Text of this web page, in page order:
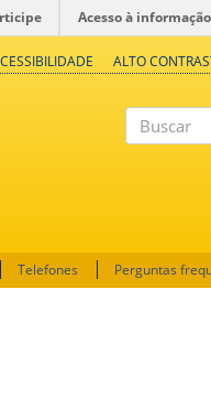
Acesso à informação
ALTO
Telefones Perguntas